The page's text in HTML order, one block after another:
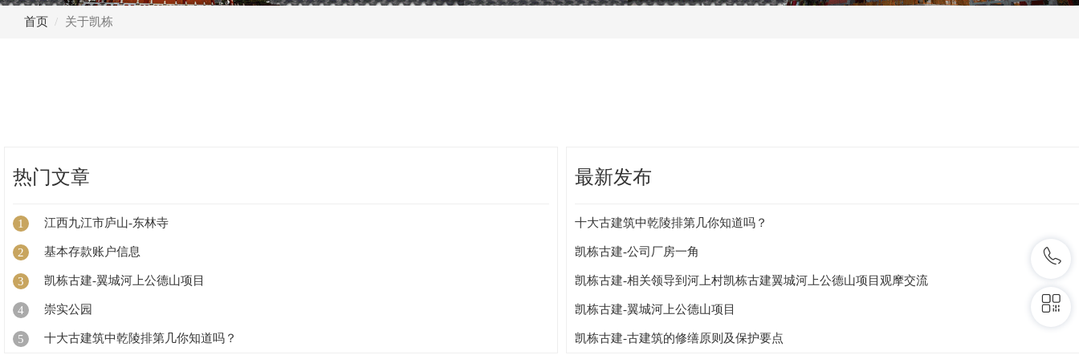
首页 关于凯栋
热门文章
1 江西九江市庐山-东林寺
2 基本存款账户信息
3 凯栋古建-翼城河上公德山项目
4 崇实公园
5 十大古建筑中乾陵排第几你知道吗？
最新发布
十大古建筑中乾陵排第几你知道吗？
凯栋古建-公司厂房一角
凯栋古建-相关领导到河上村凯栋古建翼城河上公德山项目观摩交流
凯栋古建-翼城河上公德山项目
凯栋古建-古建筑的修缮原则及保护要点